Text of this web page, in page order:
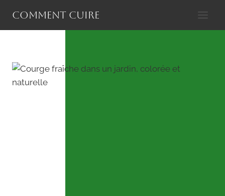
contenu
Comment cuire